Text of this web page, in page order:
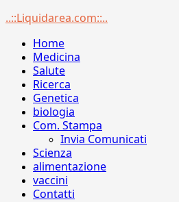
Menu
..::Liquidarea.com::..
Home
Medicina
Salute
Ricerca
Genetica
biologia
Com. Stampa
Invia Comunicati
Scienza
alimentazione
vaccini
Contatti